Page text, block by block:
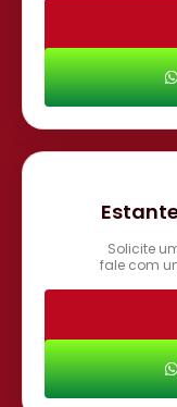
Solicite
fale com